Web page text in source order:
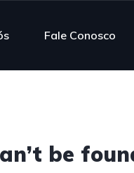
Fale Conosco
be